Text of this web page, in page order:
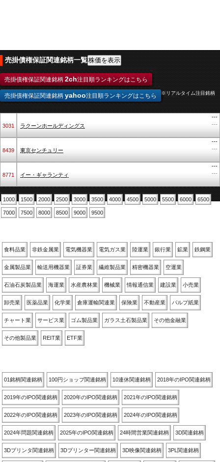
売掛債権保証関連銘柄一覧
売掛債権保証関連銘柄 2ch注目順ランキングはこちら
売掛債権保証関連銘柄 yahoo注目順ランキングはこちら ※リアルタイム注目銘柄
3031 ラクーンホールディングス
---
---
8439 東京センチュリー
---
---
8771 イー・ギャランティ
---
---
1000 1500 2000 2500 3000 3500 4000 4500 5000 5500 6000 6500
7000 7500 8000 8500 9000 9500
食料品業 非鉄金属業 電気機器業 電気ガス業 陸運業 銀行業 鉱業 鉄鋼業
金属製品業 輸送用機器業 証券業 繊維製品業 精密機器業 空運業
石油石炭製品業 海運業 水産農林業 機械業 情報通信業 建設業 小売業
卸売業 医薬品業 化学業 倉庫運輸関連業 保険業 不動産業 パルプ紙業
チャート業 サービス業 ゴム製品業 ガラス土石製品業 その他金融業
その他製品業 REIT業 ETF業
01銘柄関連銘柄 100円ショップ関連銘柄 10連休関連銘柄 2018年のIPO関連銘柄
2019年のIPO関連銘柄 2020年のIPO関連銘柄 2021年のIPO関連銘柄
2022年のIPO関連銘柄 2023年のIPO関連銘柄 2024年のIPO関連銘柄
2024年問題関連銘柄 2025年のIPO関連銘柄 24時間営業関連銘柄 3D関連銘柄
3Dプリンタ関連銘柄 3Dプリンター関連銘柄 3D映像関連銘柄 3PL関連銘柄